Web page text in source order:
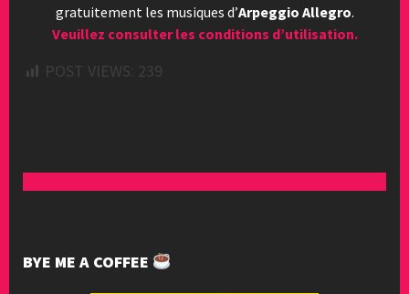
gratuitement les musiques d’Arpeggio Allegro.
Veuillez consulter les conditions d’utilisation.
POST VIEWS: 239
BYE ME A COFFEE